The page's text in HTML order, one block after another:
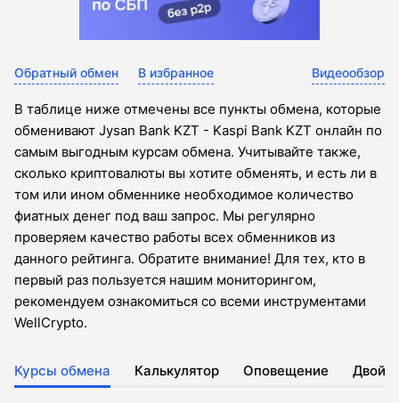
Обратный обмен В избранное Видеообзор
В таблице ниже отмечены все пункты обмена, которые
обменивают Jysan Bank KZT - Kaspi Bank KZT онлайн по
самым выгодным курсам обмена. Учитывайте также,
сколько криптовалюты вы хотите обменять, и есть ли в
том или ином обменнике необходимое количество
фиатных денег под ваш запрос. Мы регулярно
проверяем качество работы всех обменников из
данного рейтинга. Обратите внимание! Для тех, кто в
первый раз пользуется нашим мониторингом,
рекомендуем ознакомиться со всеми инструментами
WellCrypto.
Курсы обмена Калькулятор Оповещение